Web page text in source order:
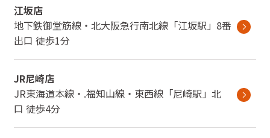
江坂店
地下鉄御堂筋線・北大阪急行南北線「江坂駅」 8番
出口 徒歩1分
JR尼崎店
JR東海道本線・.福知山線・東西線「尼崎駅 」 北
口 徒歩4分